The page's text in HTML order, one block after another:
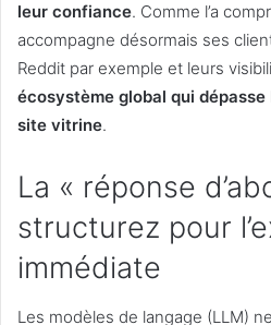
leur confiance. Comme l’a
accompagne désormais ses
Reddit par exemple et leurs
écosystème global qui
site vitrine.
La « réponse
structurez pour
immédiate
Les modèles de langage (LLM)